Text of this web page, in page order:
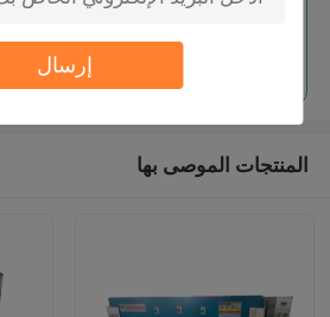
إرسال
استمر
المنتجات الموصى بها